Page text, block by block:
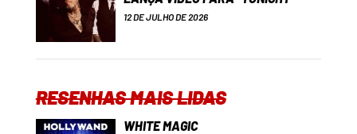
12 DE JULHO DE 2026
RESENHAS MAIS LIDAS
WHITE MAGIC